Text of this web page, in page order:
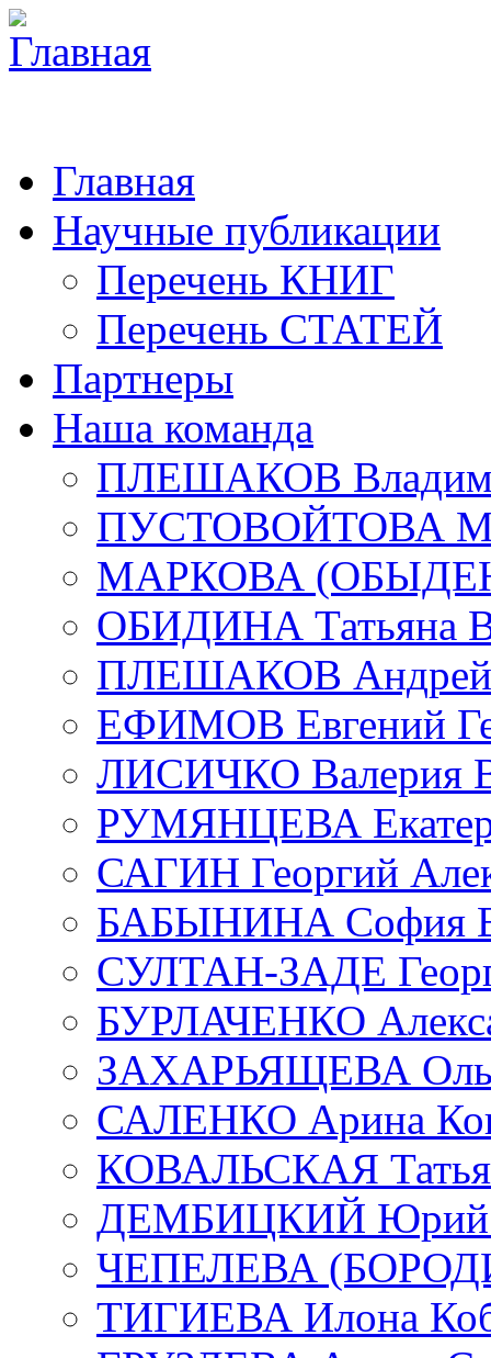
Главная
Научные публикации
Перечень КНИГ
Перечень СТАТЕЙ
Партнеры
Наша команда
ПЛЕШАКОВ
ПУСТОВОЙТОВА
МАРКОВА
ОБИДИНА Татьяна
ПЛЕШАКОВ Андрей
ЕФИМОВ Евгений
ЛИСИЧКО Валерия
РУМЯНЦЕВА
САГИН Георгий
БАБЫНИНА София
СУЛТАН-ЗАДЕ
БУРЛАЧЕНКО
ЗАХАРЬЯЩЕВА
САЛЕНКО Арина
КОВАЛЬСКАЯ
ДЕМБИЦКИЙ Юрий
ЧЕПЕЛЕВА
ТИГИЕВА Илона